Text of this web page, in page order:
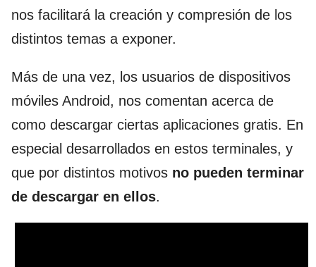
nos facilitará la creación y compresión de los
distintos temas a exponer.
Más de una vez, los usuarios de dispositivos
móviles Android, nos comentan acerca de
como descargar ciertas aplicaciones gratis. En
especial desarrollados en estos terminales, y
que por distintos motivos no pueden terminar
de descargar en ellos.